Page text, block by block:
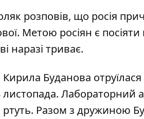
розповів, що росія
Метою росіян є посіяти
наразі триває.
Буданова
листопада. Лабораторний
Разом з дружиною